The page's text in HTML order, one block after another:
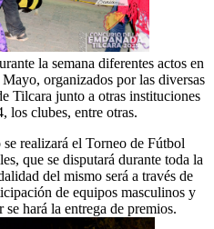
la semana diferentes actos en
organizados por las diversas
Tilcara junto a otras instituciones
los clubes, entre otras.
realizará el Torneo de Fútbol
que se disputará durante toda la
del mismo será a través de
de equipos masculinos y
hará la entrega de premios.